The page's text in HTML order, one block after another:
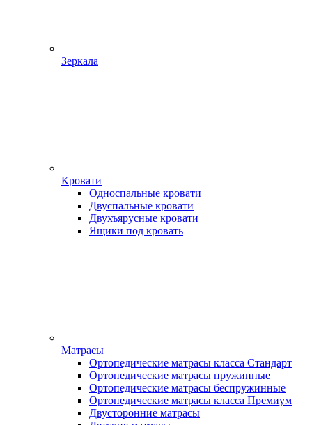
Зеркала
Кровати
Односпальные кровати
Двуспальные кровати
Двухъярусные кровати
Ящики под кровать
Матрасы
Ортопедические матрасы класса Стандарт
Ортопедические матрасы пружинные
Ортопедические матрасы беспружинные
Ортопедические матрасы класса Премиум
Двусторонние матрасы